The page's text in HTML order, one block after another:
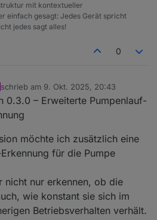
mit kontextueller
einfach gesagt: Jedes Gerät spricht
jedes sagt alles!
0
schrieb am 9. Okt. 2025, 20:43
zuletzt editiert von
0.3.0 – Erweiterte Pumpenlauf-
möchte ich zusätzlich eine
für die Pumpe
nicht nur erkennen, ob die
wie konstant sie sich im
Betriebsverhalten verhält.